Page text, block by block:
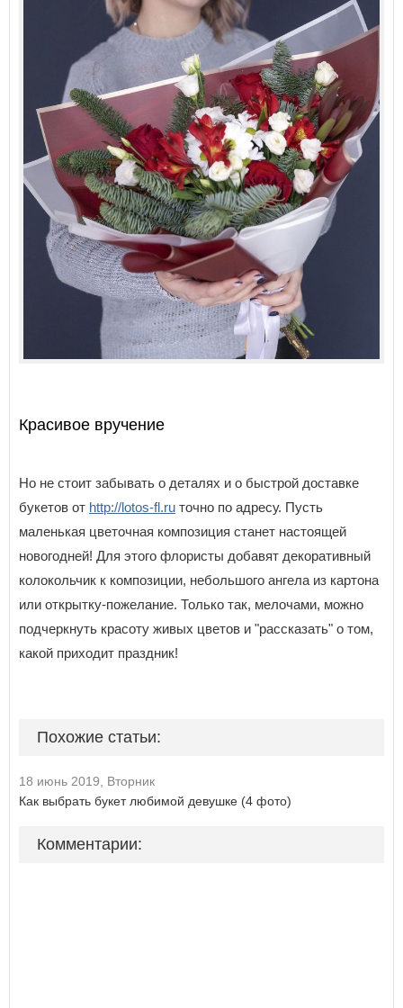
Красивое вручение
Но не стоит забывать о деталях и о быстрой доставке
букетов от http://lotos-fl.ru точно по адресу. Пусть
маленькая цветочная композиция станет настоящей
новогодней! Для этого флористы добавят декоративный
колокольчик к композиции, небольшого ангела из картона
или открытку-пожелание. Только так, мелочами, можно
подчеркнуть красоту живых цветов и "рассказать" о том,
какой приходит праздник!
Похожие статьи:
18 июнь 2019, Вторник
Как выбрать букет любимой девушке (4 фото)
Комментарии: